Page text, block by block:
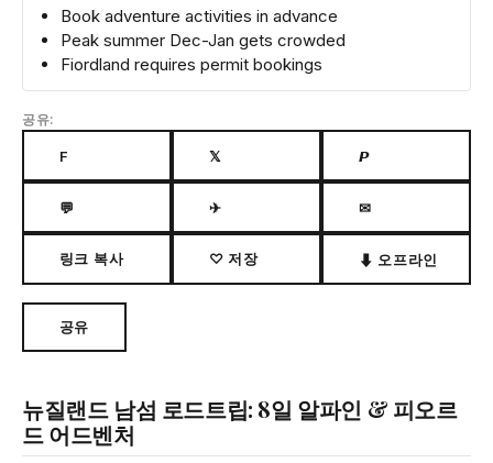
Book adventure activities in advance
Peak summer Dec-Jan gets crowded
Fiordland requires permit bookings
공유:
F 𝕏 𝙋
💬 ✈ ✉
링크 복사 ♡ 저장 ⬇ 오프라인
공유
뉴질랜드 남섬 로드트립: 8일 알파인 & 피오르
드 어드벤처